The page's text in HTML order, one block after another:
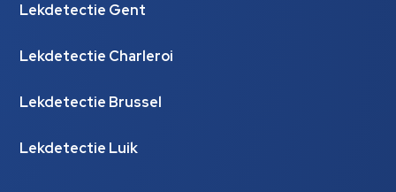
Lekdetectie Gent
Lekdetectie Charleroi
Lekdetectie Brussel
Lekdetectie Luik